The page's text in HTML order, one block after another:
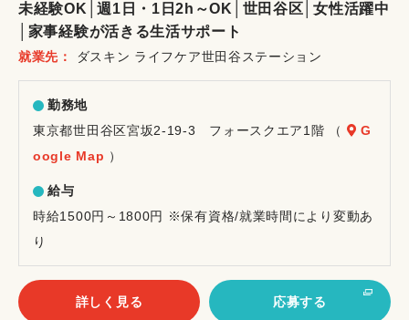
バ
ト
未経験OK│週1日・1日2h～OK│世田谷区│女性活躍中
│家事経験が活きる生活サポート
就業先 ダスキン ライフケア世田谷ステーション
勤務地
東京都世田谷区宮坂2-19-3 フォースクエア1階 （
G
oogle Map ）
給与
時給1500円～1800円 ※保有資格/就業時間により変動あ
り
詳しく見る 応募する